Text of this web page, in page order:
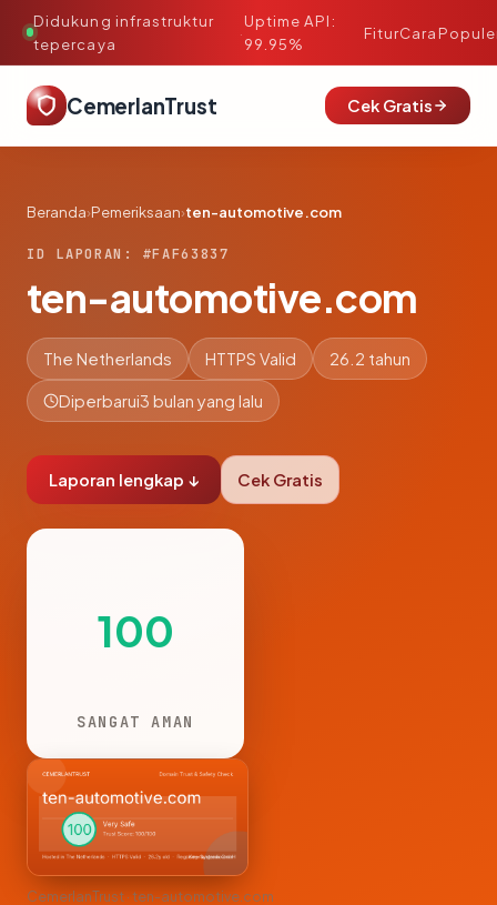
Didukung infrastruktur
tepercaya
·
Uptime API:
99.95%
FiturCara
CemerlanTrust Cek Gratis
Beranda›Pemeriksaan›ten-automotive.com
ID LAPORAN: #FAF63837
ten-automotive.com
The Netherlands HTTPS Valid 26.2 tahun
Diperbarui3 bulan yang lalu
Laporan lengkap ↓ Cek Gratis
100
SANGAT AMAN
CemerlanTrust · ten-automotive.com